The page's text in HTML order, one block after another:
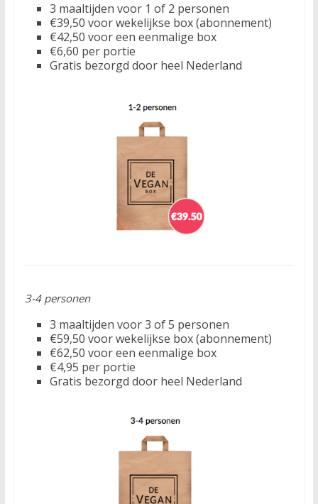
3 maaltijden voor 1 of 2 personen
€39,50 voor wekelijkse box (abonnement)
€42,50 voor een eenmalige box
€6,60 per portie
Gratis bezorgd door heel Nederland
3-4 personen
3 maaltijden voor 3 of 5 personen
€59,50 voor wekelijkse box (abonnement)
€62,50 voor een eenmalige box
€4,95 per portie
Gratis bezorgd door heel Nederland